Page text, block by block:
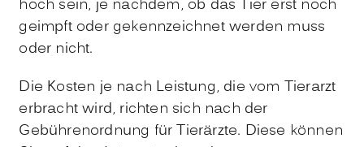
hoch sein, je nachdem, ob das Tier erst noch
geimpft oder gekennzeichnet werden muss
oder nicht.
Die Kosten je nach Leistung, die vom Tierarzt
erbracht wird, richten sich nach der
Gebührenordnung für Tierärzte. Diese können